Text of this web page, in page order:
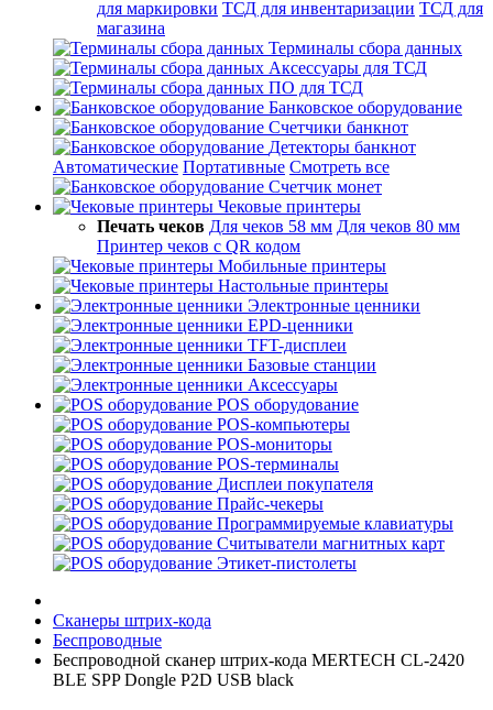
для маркировки ТСД для инвентаризации ТСД для
магазина
Терминалы сбора данных
Аксессуары для ТСД
ПО для ТСД
Банковское оборудование
Счетчики банкнот
Детекторы банкнот
Автоматические Портативные Смотреть все
Счетчик монет
Чековые принтеры
Печать чеков Для чеков 58 мм Для чеков 80 мм
Принтер чеков с QR кодом
Мобильные принтеры
Настольные принтеры
Электронные ценники
EPD-ценники
TFT-дисплеи
Базовые станции
Аксессуары
POS оборудование
POS-компьютеры
POS-мониторы
POS-терминалы
Дисплеи покупателя
Прайс-чекеры
Программируемые клавиатуры
Считыватели магнитных карт
Этикет-пистолеты
Сканеры штрих-кода
Беспроводные
Беспроводной сканер штрих-кода MERTECH CL-2420
BLE SPP Dongle P2D USB black